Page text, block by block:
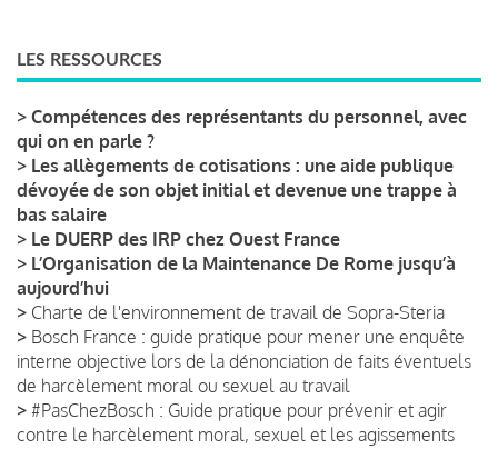
LES RESSOURCES
> Compétences des représentants du personnel, avec
qui on en parle ?
> Les allègements de cotisations : une aide publique
dévoyée de son objet initial et devenue une trappe à
bas salaire
> Le DUERP des IRP chez Ouest France
> L’Organisation de la Maintenance De Rome jusqu’à
aujourd’hui
> Charte de l'environnement de travail de Sopra-Steria
> Bosch France : guide pratique pour mener une enquête
interne objective lors de la dénonciation de faits éventuels
de harcèlement moral ou sexuel au travail
> #PasChezBosch : Guide pratique pour prévenir et agir
contre le harcèlement moral, sexuel et les agissements